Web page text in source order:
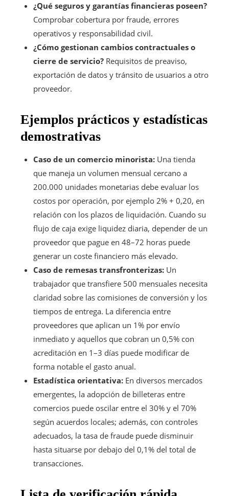
¿Qué seguros y garantías financieras poseen?
Comprobar cobertura por fraude, errores
operativos y responsabilidad civil.
¿Cómo gestionan cambios contractuales o
cierre de servicio? Requisitos de preaviso,
exportación de datos y tránsito de usuarios a otro
proveedor.
Ejemplos prácticos y estadísticas
demostrativas
Caso de un comercio minorista: Una tienda
que maneja un volumen mensual cercano a
200.000 unidades monetarias debe evaluar los
costos por operación, por ejemplo 2% + 0,20, en
relación con los plazos de liquidación. Cuando su
flujo de caja exige liquidez diaria, depender de un
proveedor que pague en 48–72 horas puede
generar un coste financiero más elevado.
Caso de remesas transfronterizas: Un
trabajador que transfiere 500 mensuales necesita
claridad sobre las comisiones de conversión y los
tiempos de entrega. La diferencia entre
proveedores que aplican un 1% por envío
inmediato y aquellos que cobran un 0,5% con
acreditación en 1–3 días puede modificar de
forma notable el gasto anual.
Estadística orientativa: En diversos mercados
emergentes, la adopción de billeteras entre
comercios puede oscilar entre el 30% y el 70%
según acuerdos locales; además, con controles
adecuados, la tasa de fraude puede disminuir
hasta situarse por debajo del 0,1% del total de
transacciones.